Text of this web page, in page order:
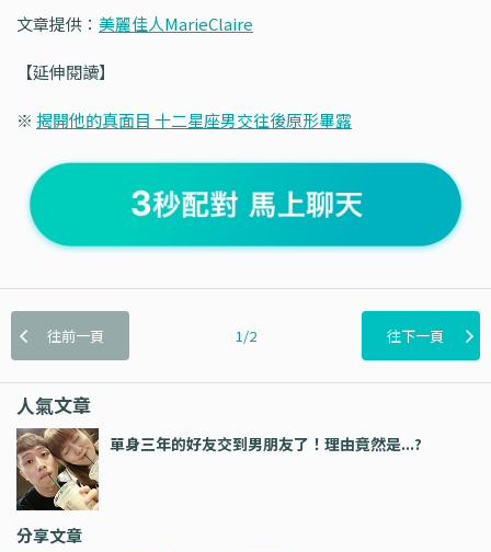
文章提供： 美麗佳人MarieClaire
【延伸閱讀】
※ 揭開他的真面目 十二星座男交往後原形畢露
往前一頁 1/2 往下一頁
人氣文章
單身三年的好友交到男朋友了！理由竟然是...?
分享文章